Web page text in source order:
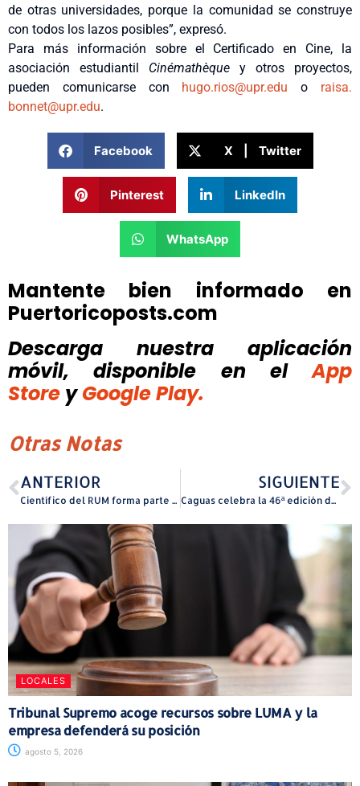
de otras universidades, porque la comunidad se construye
con todos los lazos posibles”, expresó.
Para más información sobre el Certificado en Cine, la
asociación estudiantil Cinémathèque y otros proyectos,
pueden comunicarse con hugo.rios@upr.edu o raisa.
bonnet@upr.edu.
Facebook X | Twitter
Pinterest LinkedIn
WhatsApp
Mantente bien informado en
Puertoricoposts.com
Descarga nuestra aplicación
móvil, disponible
en el
App
Store y Google Play.
Otras Notas
ANTERIOR
Científico del RUM forma parte de colaboración premiada con el Breakthrough Prize en Física Fundamental
SIGUIENTE
Caguas celebra la 46ª edición del Festival de Teatro Daniel Lugo
LOCALES
Tribunal Supremo acoge recursos sobre LUMA y la
empresa defenderá su posición
agosto 5, 2026